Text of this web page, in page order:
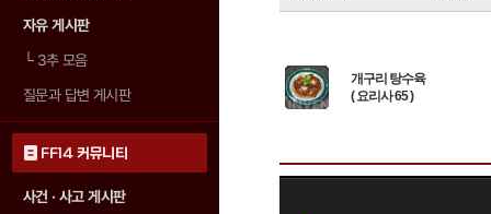
자유 게시판
└3추 모음
질문과 답변 게시판
FF14 커뮤니티
사건 · 사고 게시판
개구리 탕수육
( 요리사 65 )